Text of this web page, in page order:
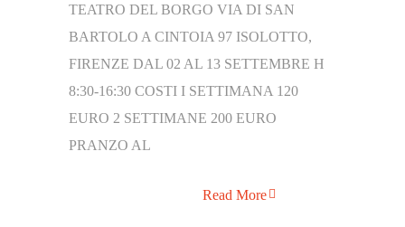
TEATRO DEL BORGO VIA DI SAN
BARTOLO A CINTOIA 97 ISOLOTTO,
FIRENZE DAL 02 AL 13 SETTEMBRE Η
8:30-16:30 COSTI I SETTIMANA 120
EURO 2 SETTIMANE 200 EURO
PRANZO AL
Read More